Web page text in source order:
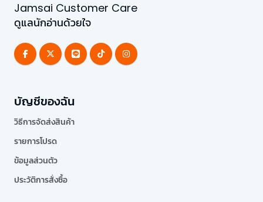
Jamsai Customer Care
ดูแลนักอ่านด้วยใจ
บัญชีของฉัน
วิธีการจัดส่งสินค้า
รายการโปรด
ข้อมูลส่วนตัว
ประวัติการสั่งซื้อ